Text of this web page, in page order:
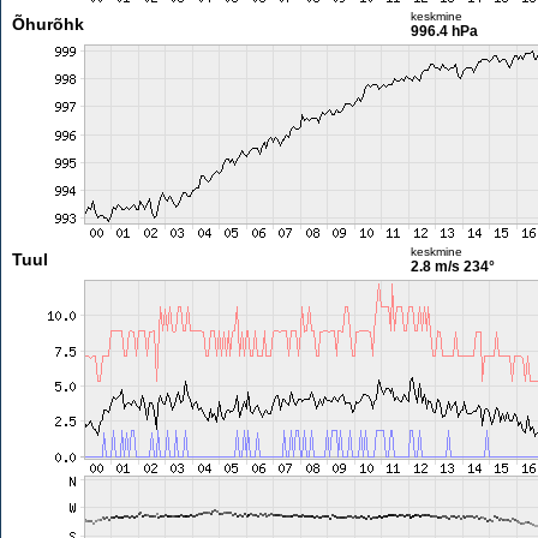
Õhurõhk keskmine
996.4 hPa
Tuul keskmine
2.8 m/s 234°